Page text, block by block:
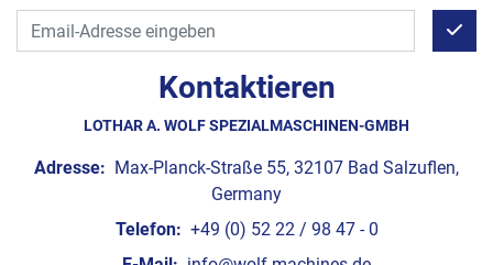
Kontaktieren
LOTHAR A. WOLF SPEZIALMASCHINEN-GMBH
Adresse: Max-Planck-Straße 55, 32107 Bad Salzuflen,
Germany
Telefon: +49 (0) 52 22 / 98 47 - 0